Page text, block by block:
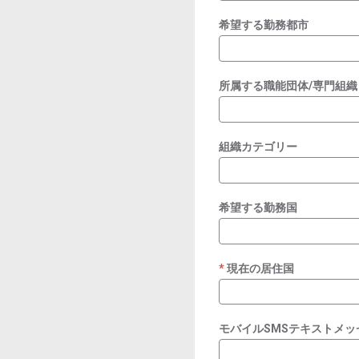
希望する勤務都市
所属する職能団体/専門組織
組織カテゴリー
希望する勤務国
現在の居住国
required
モバイルSMSテキストメ